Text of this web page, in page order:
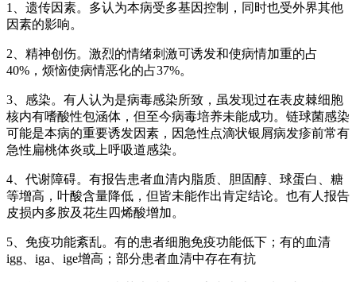
1、遗传因素。多认为本病受多基因控制，同时也受外界其他
因素的影响。
2、精神创伤。激烈的情绪刺激可诱发和使病情加重的占
40%，烦恼使病情恶化的占37%。
3、感染。有人认为是病毒感染所致，虽发现过在表皮棘细胞
核内有嗜酸性包涵体，但至今病毒培养未能成功。链球菌感染
可能是本病的重要诱发因素，因急性点滴状银屑病发疹前常有
急性扁桃体炎或上呼吸道感染。
4、代谢障碍。有报告患者血清内脂质、胆固醇、球蛋白、糖
等增高，叶酸含量降低，但皆未能作出肯定结论。也有人报告
皮损内多胺及花生四烯酸增加。
5、免疫功能紊乱。有的患者细胞免疫功能低下；有的血清
igg、iga、ige增高；部分患者血清中存在有抗